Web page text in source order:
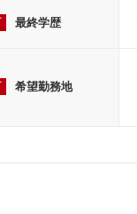
最終学歴
希望勤務地